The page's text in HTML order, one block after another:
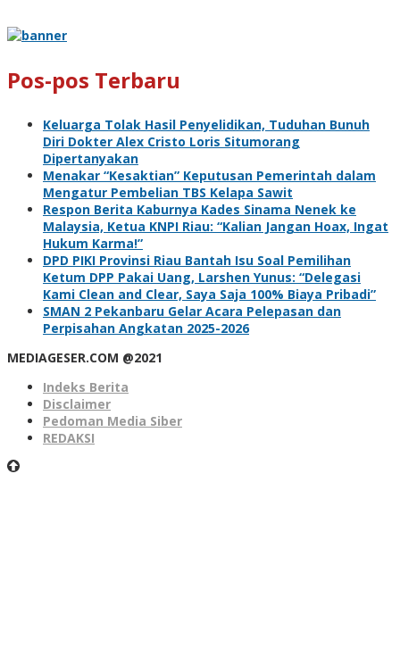
Pos-pos Terbaru
Keluarga Tolak Hasil Penyelidikan, Tuduhan Bunuh
Diri Dokter Alex Cristo Loris Situmorang
Dipertanyakan
Menakar “Kesaktian” Keputusan Pemerintah dalam
Mengatur Pembelian TBS Kelapa Sawit
Respon Berita Kaburnya Kades Sinama Nenek ke
Malaysia, Ketua KNPI Riau: “Kalian Jangan Hoax, Ingat
Hukum Karma!”
DPD PIKI Provinsi Riau Bantah Isu Soal Pemilihan
Ketum DPP Pakai Uang, Larshen Yunus: “Delegasi
Kami Clean and Clear, Saya Saja 100% Biaya Pribadi”
SMAN 2 Pekanbaru Gelar Acara Pelepasan dan
Perpisahan Angkatan 2025-2026
MEDIAGESER.COM @2021
Indeks Berita
Disclaimer
Pedoman Media Siber
REDAKSI